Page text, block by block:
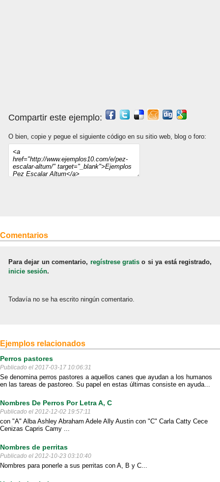
Compartir este ejemplo:
O bien, copie y pegue el siguiente código en su sitio web, blog o foro:
Comentarios
Para dejar un comentario, regístrese gratis o si ya está registrado,
inicie sesión.
Todavía no se ha escrito ningún comentario.
Ejemplos relacionados
Perros pastores
Publicado el 2017-03-17 10:06:31
Se denomina perros pastores a aquellos canes que ayudan a los humanos
en las tareas de pastoreo. Su papel en estas últimas consiste en ayuda...
Nombres De Perros Por Letra A, C
Publicado el 2012-12-02 19:57:11
con "A" Alba Ashley Abraham Adele Ally Austin con "C" Carla Catty Cece
Cenizas Capris Camy ...
Nombres de perritas
Publicado el 2012-10-23 03:10:40
Nombres para ponerle a sus perritas con A, B y C...